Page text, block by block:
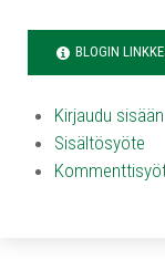
BLOGIN
Kirjaudu sisään
Sisältösyöte